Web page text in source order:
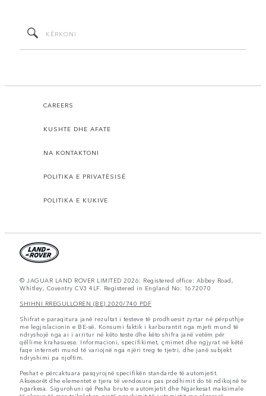
CAREERS
KUSHTE DHE AFATE
NA KONTAKTONI
POLITIKA E PRIVATËSISË
POLITIKA E KUKIVE
© JAGUAR LAND ROVER LIMITED 2026: Registered office: Abbey Road,
Whitley, Coventry CV3 4LF. Registered in England No: 1672070
SHIHNI RREGULLOREN (BE) 2020/740 PDF
Shifrat e paraqitura janë rezultat i testeve të prodhuesit zyrtar në përputhje
me legjislacionin e BE-së. Konsumi faktik i karburantit nga mjeti mund të
ndryshojë nga ai i arritur në këto teste dhe këto shifra janë vetëm për
qëllime krahasuese. Informacioni, specifikimet, çmimet dhe ngjyrat në këtë
faqe interneti mund të variojnë nga njëri treg te tjetri, dhe janë subjekt
ndryshimi pa njoftim.
Peshat e përcaktuara pasqyrojnë specifikën standarde të automjetit.
Aksesorët dhe elementet e tjera të vendosura pas prodhimit do të ndikojnë te
ngarkesa. Sigurohuni që Pesha bruto e automjetit dhe Ngarkesat maksimale